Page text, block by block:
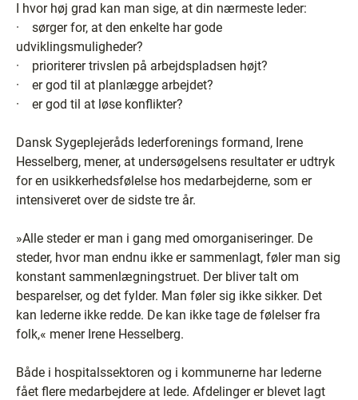
I hvor høj grad kan man sige, at din nærmeste leder:
· sørger for, at den enkelte har gode
udviklingsmuligheder?
· prioriterer trivslen på arbejdspladsen højt?
· er god til at planlægge arbejdet?
· er god til at løse konflikter?
Dansk Sygeplejeråds lederforenings formand, Irene
Hesselberg, mener, at undersøgelsens resultater er udtryk
for en usikkerhedsfølelse hos medarbejderne, som er
intensiveret over de sidste tre år.
»Alle steder er man i gang med omorganiseringer. De
steder, hvor man endnu ikke er sammenlagt, føler man sig
konstant sammenlægningstruet. Der bliver talt om
besparelser, og det fylder. Man føler sig ikke sikker. Det
kan lederne ikke redde. De kan ikke tage de følelser fra
folk,« mener Irene Hesselberg.
Både i hospitalssektoren og i kommunerne har lederne
fået flere medarbejdere at lede. Afdelinger er blevet lagt